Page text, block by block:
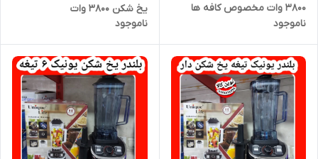
۳۸۰۰ وات مخصوص کافه ها
یونیک لایف
ناموجود
یخ شکن ۳۸۰۰ وات
ناموجود